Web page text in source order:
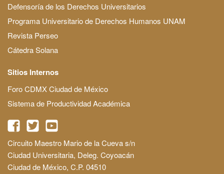
Defensoría de los Derechos Universitarios
Programa Universitario de Derechos Humanos UNAM
Revista Perseo
Cátedra Solana
Sitios Internos
Foro CDMX Ciudad de México
Sistema de Productividad Académica
Circuito Maestro Mario de la Cueva s/n
Ciudad Universitaria, Deleg. Coyoacán
Ciudad de México, C.P. 04510